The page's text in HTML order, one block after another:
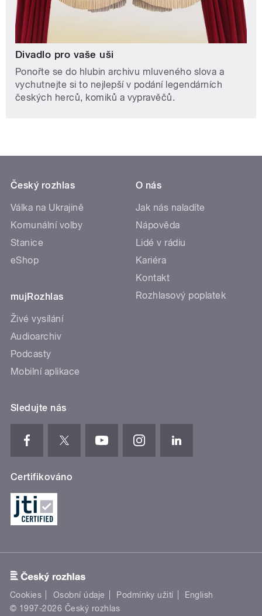
Divadlo pro vaše uši
Ponořte se do hlubin archivu mluveného slova a
vychutnejte si to nejlepší v podání legendárních
českých herců, komiků a vypravěčů.
Český rozhlas
Válka na Ukrajině
Komunální volby
Stanice
eShop
mujRozhlas
Živé vysílání
Audioarchiv
Podcasty
Mobilní aplikace
O nás
Jak nás naladíte
Nápověda
Lidé v rádiu
Kariéra
Kontakt
Rozhlasový poplatek
Sledujte nás
Certifikováno
Cookies Osobní údaje Podmínky užití
English
© 1997-2026 Český rozhlas